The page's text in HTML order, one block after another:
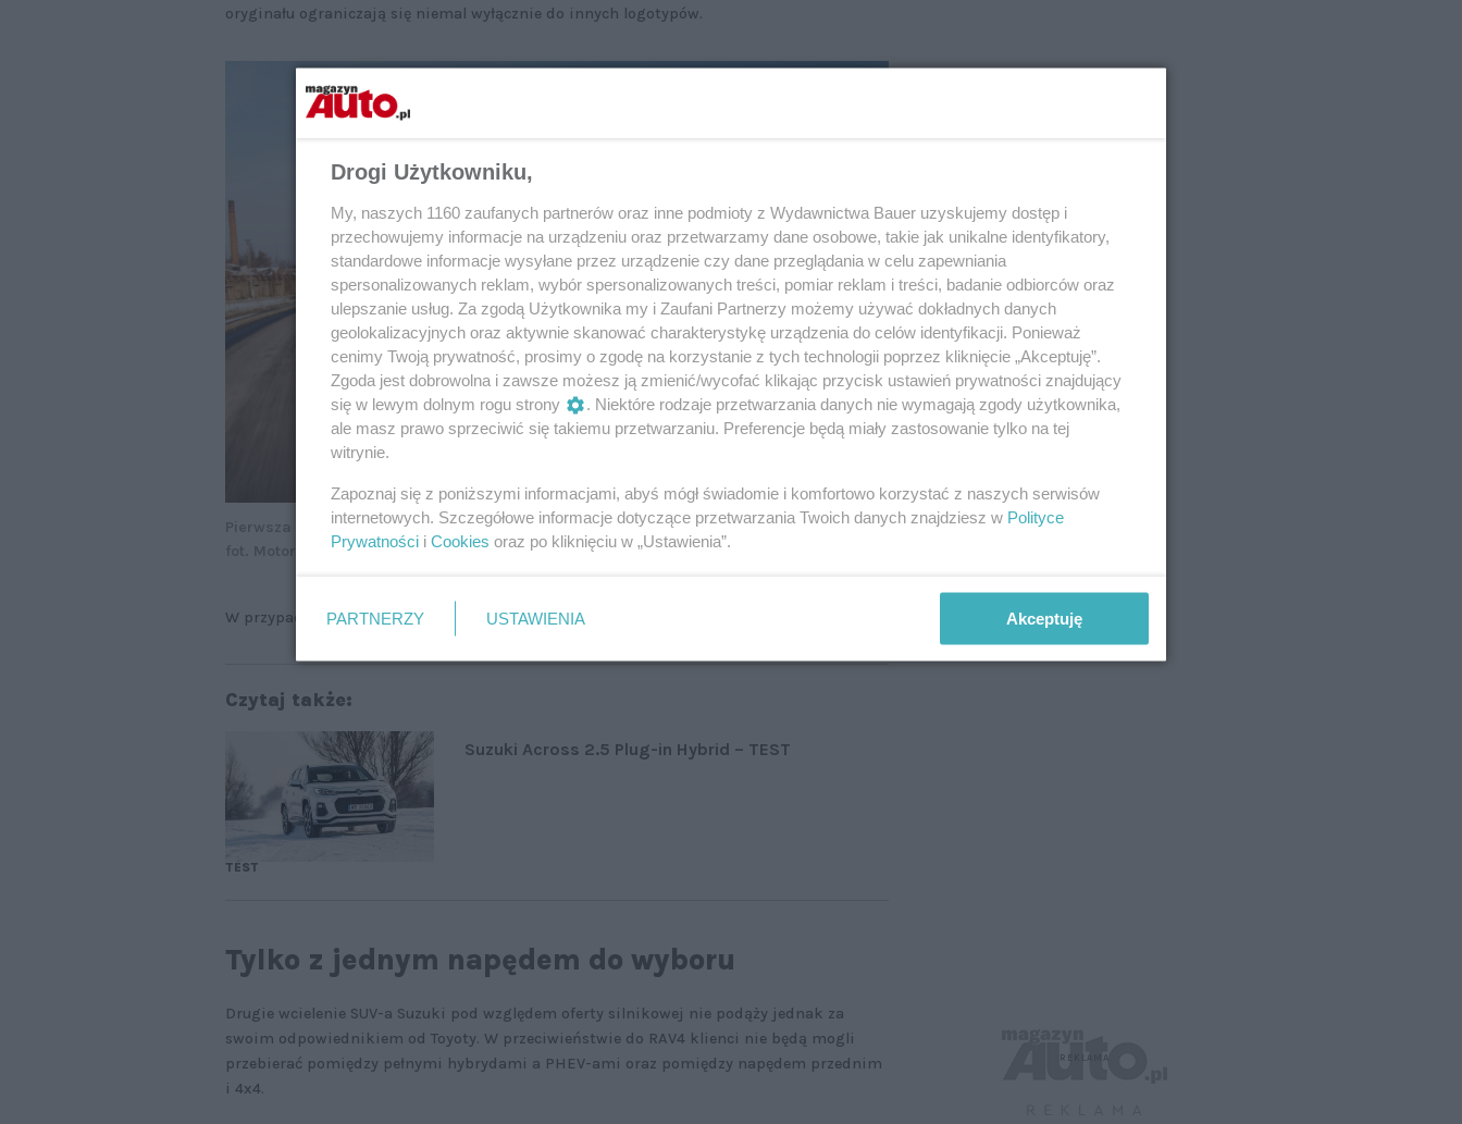
oryginału ograniczają się niemal wyłącznie do innych logotypów.
Pierwsza generacja Acrossa wciąż jest do kupienia w Polsce.
W przypadku pierwszego Acrossa inne były m.in. przednie lampy.
Czytaj także:
TEST
Suzuki Across 2.5 Plug-in Hybrid – TEST
Tylko z jednym napędem do wyboru
Drugie wcielenie SUV-a Suzuki pod względem oferty silnikowej nie podąży jednak za
swoim odpowiednikiem od Toyoty. W przeciwieństwie do RAV4 klienci nie będą mogli
przebierać pomiędzy pełnymi hybrydami a PHEV-ami oraz pomiędzy napędem przednim
i 4x4.
Drogi Użytkowniku,
My, naszych 1160 zaufanych partnerów oraz inne podmioty z Wydawnictwa Bauer uzyskujemy dostęp i
przechowujemy informacje na urządzeniu oraz przetwarzamy dane osobowe, takie jak unikalne identyfikatory,
standardowe informacje wysyłane przez urządzenie czy dane przeglądania w celu zapewniania
spersonalizowanych reklam, wybór spersonalizowanych treści, pomiar reklam i treści, badanie odbiorców oraz
ulepszanie usług. Za zgodą Użytkownika my i Zaufani Partnerzy możemy używać dokładnych danych
geolokalizacyjnych oraz aktywnie skanować charakterystykę urządzenia do celów identyfikacji. Ponieważ
cenimy Twoją prywatność, prosimy o zgodę na korzystanie z tych technologii poprzez kliknięcie „Akceptuję”.
Zgoda jest dobrowolna i zawsze możesz ją zmienić/wycofać klikając przycisk ustawień prywatności znajdujący
się w lewym dolnym rogu strony
. Niektóre rodzaje przetwarzania danych nie wymagają zgody użytkownika,
ale masz prawo sprzeciwić się takiemu przetwarzaniu. Preferencje będą miały zastosowanie tylko na tej
witrynie.
Zapoznaj się z poniższymi informacjami, abyś mógł świadomie i komfortowo korzystać z naszych serwisów
internetowych. Szczegółowe informacje dotyczące przetwarzania Twoich danych znajdziesz w Polityce
Prywatności i Cookies oraz po kliknięciu w „Ustawienia”.
PARTNERZY USTAWIENIA Akceptuję